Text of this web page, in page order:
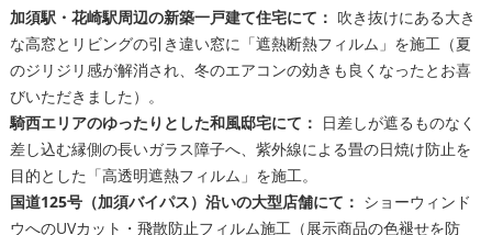
加須駅・花崎駅周辺の新築一戸建て住宅にて： 吹き抜けにある大き
な高窓とリビングの引き違い窓に「遮熱断熱フィルム」を施工（夏
のジリジリ感が解消され、冬のエアコンの効きも良くなったとお喜
びいただきました）。
騎西エリアのゆったりとした和風邸宅にて： 日差しが遮るものなく
差し込む縁側の長いガラス障子へ、紫外線による畳の日焼け防止を
目的とした「高透明遮熱フィルム」を施工。
国道125号（加須バイパス）沿いの大型店舗にて： ショーウィンド
ウへのUVカット・飛散防止フィルム施工（展示商品の色褪せを防